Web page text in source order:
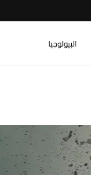
البيولوجيا